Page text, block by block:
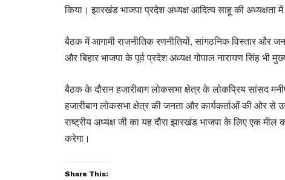
किया। झारखंड भाजपा प्रदेश अध्यक्ष आदित्य साहू की
बैठक में आगामी राजनीतिक रणनीतियों, सांगठनिक विस्तार और
और बिहार भाजपा के पूर्व प्रदेश अध्यक्ष गोपाल नारायण सिंह भी
बैठक के दौरान हजारीबाग लोकसभा क्षेत्र के लोकप्रिय सांसद
हजारीबाग लोकसभा क्षेत्र की जनता और कार्यकर्ताओं की ओर
राष्ट्रीय अध्यक्ष जी का यह दौरा झारखंड भाजपा के लिए एक मील
करेगा।
Share This: